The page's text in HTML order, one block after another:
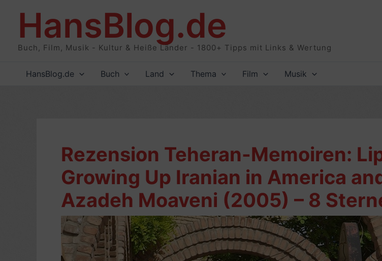
HansBlog.de
Buch, Film, Musik - Kultur & Heiße Länder - 1800+ Tipps mit Links & Wertung
HansBlog.de Buch Land Thema Film Musik
Rezension Teheran-Memoiren:
Growing Up Iranian in America
Azadeh Moaveni (2005) – 8